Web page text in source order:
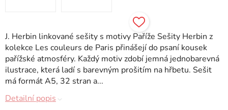
J. Herbin linkované sešity s motivy Paříže Sešity Herbin z
kolekce Les couleurs de Paris přinášejí do psaní kousek
pařížské atmosféry. Každý motiv zdobí jemná jednobarevná
ilustrace, která ladí s barevným prošitím na hřbetu. Sešit
má formát A5, 32 stran a...
Detailní popis